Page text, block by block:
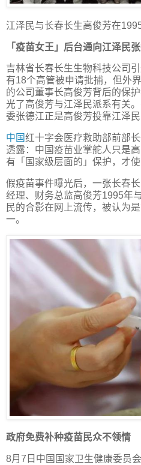
江泽民与长春长生高俊芳在
「疫苗女王」后台通向江泽民
吉林省长春长生生物科技公司
有18个高管被申请批捕，但外
的公司董事长高俊芳背后的保
光了高俊芳与江泽民派系有关
委张德江正是高俊芳投靠江泽民
中国红十字会医疗救助部前部
透露：中国疫苗业掌舵人只是
有「国家级层面的」保护，才
假疫苗事件曝光后，一张长春
经理、财务总监高俊芳1995年
民的合影在网上流传，被认为
一。
政府免费补种疫苗民众不领情
8月7日中国国家卫生健康委员